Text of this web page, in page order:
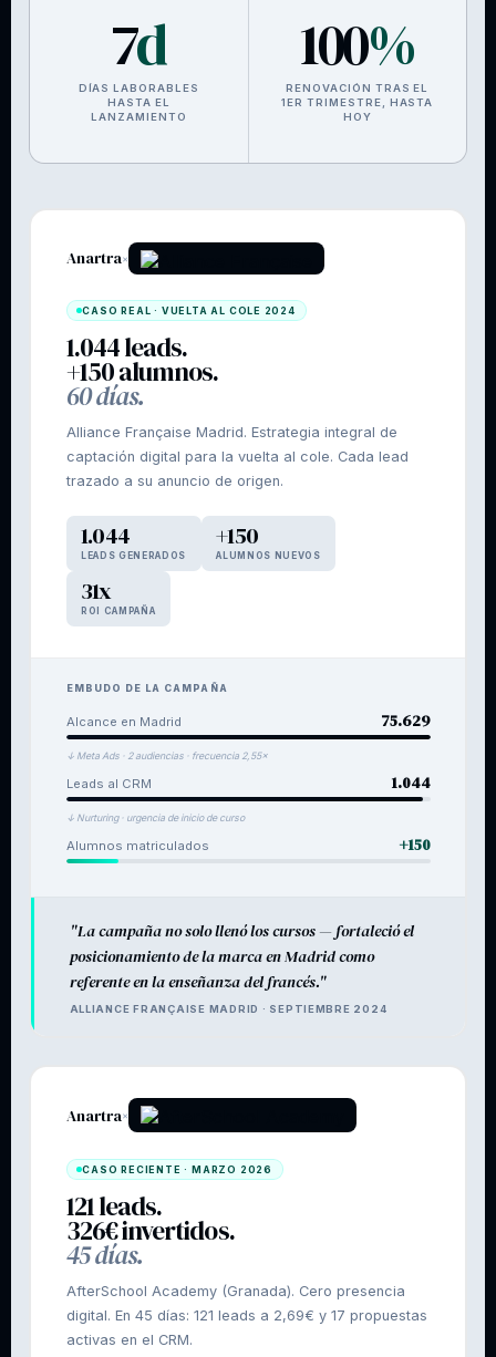
7d
DÍAS LABORABLES
HASTA EL
LANZAMIENTO
100%
RENOVACIÓN TRAS EL
1ER TRIMESTRE, HASTA
HOY
Anartra×
CASO REAL · VUELTA AL COLE 2024
1.044 leads.
+150 alumnos.
60 días.
Alliance Française Madrid. Estrategia integral de
captación digital para la vuelta al cole. Cada lead
trazado a su anuncio de origen.
1.044
LEADS GENERADOS
+150
ALUMNOS NUEVOS
31x
ROI CAMPAÑA
EMBUDO DE LA CAMPAÑA
Alcance en Madrid 75.629
↓ Meta Ads · 2 audiencias · frecuencia 2,55×
Leads al CRM 1.044
↓ Nurturing · urgencia de inicio de curso
Alumnos matriculados +150
"La campaña no solo llenó los cursos — fortaleció el
posicionamiento de la marca en Madrid como
referente en la enseñanza del francés."
ALLIANCE FRANÇAISE MADRID · SEPTIEMBRE 2024
Anartra×
CASO RECIENTE · MARZO 2026
121 leads.
326€ invertidos.
45 días.
AfterSchool Academy (Granada). Cero presencia
digital. En 45 días: 121 leads a 2,69€ y 17 propuestas
activas en el CRM.